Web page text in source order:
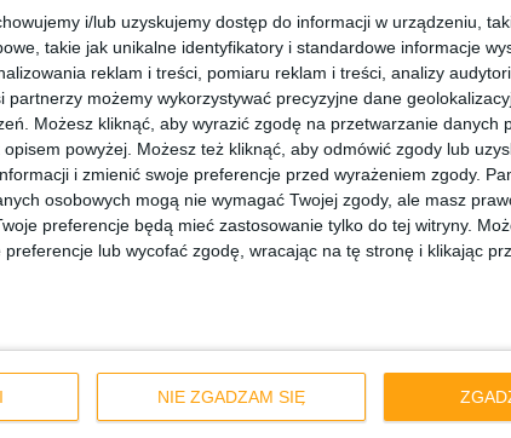
i/lub uzyskujemy dostęp do informacji w urządzeniu,
takie jak unikalne identyfikatory i standardowe informacje
reklam i treści, pomiaru reklam i treści, analizy
partnerzy możemy wykorzystywać precyzyjne dane
Możesz kliknąć, aby wyrazić zgodę na przetwarzanie danych
powyżej. Możesz też kliknąć, aby odmówić zgody lub
i zmienić swoje preferencje przed wyrażeniem zgody.
osobowych mogą nie wymagać Twojej zgody, ale masz
preferencje będą mieć zastosowanie tylko do tej witryny.
lub wycofać zgodę, wracając na tę stronę i klikając
NIE ZGADZAM SIĘ
Google Podcasts
PocketCasts Amazon Music
Deezer